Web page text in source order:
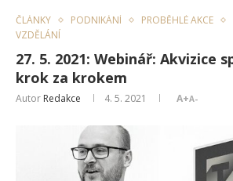
ČLÁNKY PODNIKÁNÍ PROBĚHLÉ AKCE
VZDĚLÁNÍ
27. 5. 2021: Webinář: Akvizice
krok za krokem
Autor Redakce 4. 5. 2021 A+A-